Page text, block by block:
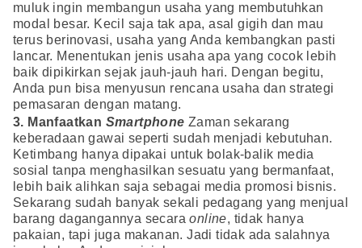
muluk ingin membangun usaha yang membutuhkan
modal besar. Kecil saja tak apa, asal gigih dan mau
terus berinovasi, usaha yang Anda kembangkan pasti
lancar. Menentukan jenis usaha apa yang cocok lebih
baik dipikirkan sejak jauh-jauh hari. Dengan begitu,
Anda pun bisa menyusun rencana usaha dan strategi
pemasaran dengan matang.
3. Manfaatkan Smartphone Zaman sekarang
keberadaan gawai seperti sudah menjadi kebutuhan.
Ketimbang hanya dipakai untuk bolak-balik media
sosial tanpa menghasilkan sesuatu yang bermanfaat,
lebih baik alihkan saja sebagai media promosi bisnis.
Sekarang sudah banyak sekali pedagang yang menjual
barang dagangannya secaraonline, tidak hanya
pakaian, tapi juga makanan. Jadi tidak ada salahnya